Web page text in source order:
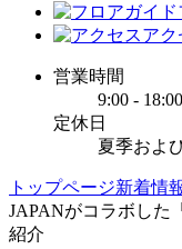
アク
営業時間
9:00 -
定休日
夏季およ
トップページ新着情
JAPANがコラボした
紹介